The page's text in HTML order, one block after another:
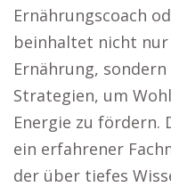
Ernährungscoach
beinhaltet nicht
Ernährung,
Strategien, um
Energie zu fördern.
ein erfahrener
der über tiefes